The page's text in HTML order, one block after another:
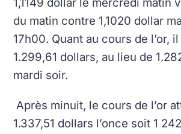
du matin contre 1,1020 dollar
17h00. Quant au cours de l’or,
1.299,61 dollars, au lieu de
mardi soir.
Après minuit, le cours de l’or
1.337,51 dollars l’once soit 1